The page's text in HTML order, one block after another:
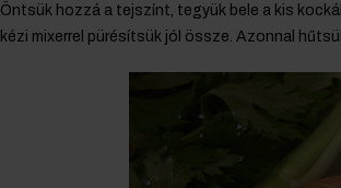
Öntsük hozzá a tejszínt, tegyük bele a kis
kézi mixerrel pürésítsük jól össze. Azonnal